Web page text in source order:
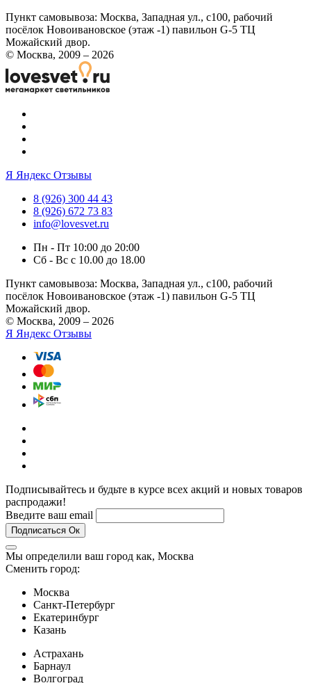
Пункт самовывоза: Москва, Западная ул., с100, рабочий
посёлок Новоивановское (этаж -1) павильон G-5 ТЦ
Можайский двор.
© Москва, 2009 – 2026
Я Яндекс Отзывы
8 (926) 300 44 43
8 (926) 672 73 83
info@lovesvet.ru
Пн - Пт 10:00 до 20:00
Сб - Вс с 10.00 до 18.00
Пункт самовывоза: Москва, Западная ул., с100, рабочий
посёлок Новоивановское (этаж -1) павильон G-5 ТЦ
Можайский двор.
© Москва, 2009 – 2026
Я Яндекс Отзывы
Подписывайтесь и будьте в курсе всех акций и новых товаров
распродажи!
Введите ваш email
Подписаться Ок
Мы определили ваш город как, Москва
Сменить город:
Москва
Санкт-Петербург
Екатеринбург
Казань
Астрахань
Барнаул
Волгоград